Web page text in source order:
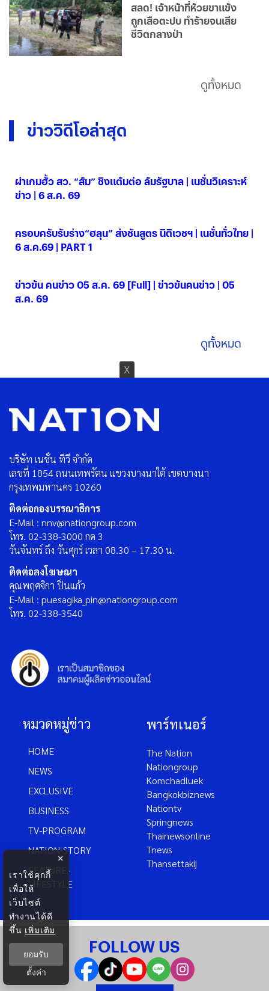
สลด! เจ้าหน้าที่ห้วยขาแข้ง
ถูกเสือตะปบ ทำร้ายจนเสีย
ชีวิตกลางป่า
ดูทั้งหมด
ข่าววิดีโอล่าสุด
ผ่าเกมฮั้ว สว. “ส้ม” ชิงแต้มต่อ ล้มรัฐบาล | เนชั่นวิเคราะห์
ข่าว | 6 ส.ค. 69
ครอบครับรับร่าง“ฮลุน” ส่งชันสูตร นิติเวชฯ | เนชั่นทั่วไทย |
6 ส.ค.69 | PART 1
ข่าวข้น คนข่าว 05 ส.ค. 69 [Full] | ข่าวข้นคนข่าว | 05
ส.ค. 69
ดูทั้งหมด
บริษัท เนชั่น ทีวี จำกัด
เลขที่ 1854 ถนนเทพรัตน แขวงบางนาใต้ เขตบางนา
กรุงเทพมหานคร 10260
ติดต่อกองบรรณาธิการ
E-Mail : nnv@nationgroup.com
โทร. 02-338-3000 กด 3
วันจันทร์ ถึง วันศุกร์ เวลา 08.30 – 17.30 น.
ติดต่อลงโฆษณา
คุณพฤศจิกา ปิ่นแก้ว
E-Mail : puesagika_pin@nationgroup.com
โทร. 02-338-3540
หมวดหมู่ข่าว
HOME
NEWS
EXCLUSIVE
BUSINESS
TV-PROGRAM
NATION-STORY
FEATURE-
LIFESTYLE
พาร์ทเนอร์
The Nation
Nationgroup
Komchadluek
Bangkokbiznews
Nationtv
Springnews
Thainewsonline
Tnews
Thansettakij
FOLLOW US
×
เราใช้คุกกี้
เพื่อให้
เว็บไซต์
ทำงานได้ดี
ขึ้น เพิ่มเติม
ยอมรับ
ตั้งค่า